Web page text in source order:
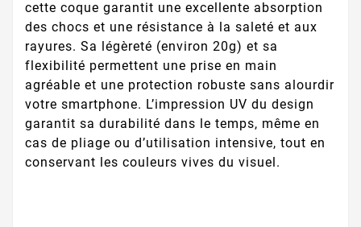
cette coque garantit une excellente absorption
des chocs et une résistance à la saleté et aux
rayures. Sa légèreté (environ 20g) et sa
flexibilité permettent une prise en main
agréable et une protection robuste sans alourdir
votre smartphone. L’impression UV du design
garantit sa durabilité dans le temps, même en
cas de pliage ou d’utilisation intensive, tout en
conservant les couleurs vives du visuel.